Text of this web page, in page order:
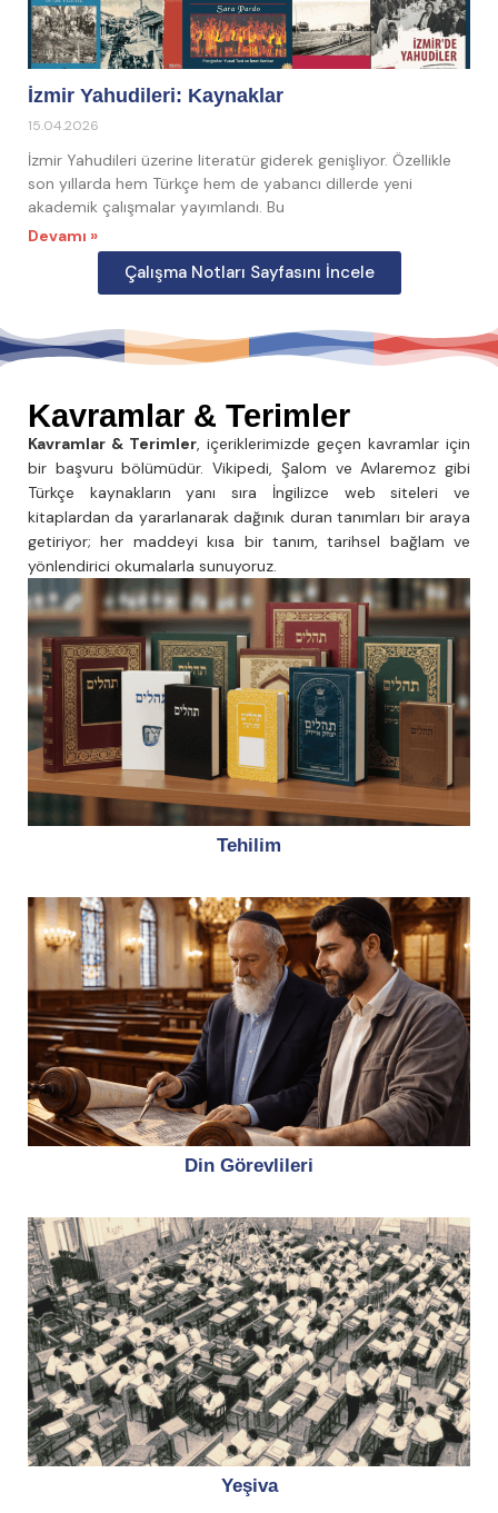
İzmir Yahudileri: Kaynaklar
15.04.2026
İzmir Yahudileri üzerine literatür giderek genişliyor. Özellikle
son yıllarda hem Türkçe hem de yabancı dillerde yeni
akademik çalışmalar yayımlandı. Bu
Devamı »
Çalışma Notları Sayfasını İncele
Kavramlar & Terimler
Kavramlar & Terimler , içeriklerimizde geçen kavramlar için
bir başvuru bölümüdür. Vikipedi, Şalom ve Avlaremoz gibi
Türkçe kaynakların yanı sıra İngilizce web siteleri ve
kitaplardan da yararlanarak dağınık duran tanımları bir araya
getiriyor; her maddeyi kısa bir tanım, tarihsel bağlam ve
yönlendirici okumalarla sunuyoruz.
Tehilim
Din Görevlileri
Yeşiva